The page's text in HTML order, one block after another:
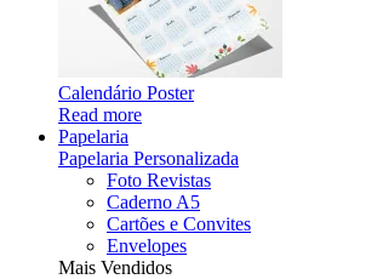
Calendário Poster
Read more
Papelaria
Papelaria Personalizada
Foto Revistas
Caderno A5
Cartões e Convites
Envelopes
Mais Vendidos